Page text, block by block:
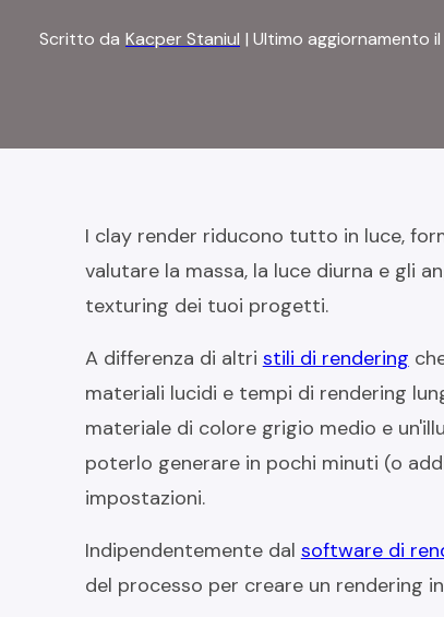
Scritto da Kacper Staniul | Ultimo aggiornamento il
I clay render riducono tutto in luce,
valutare la massa, la luce diurna e gli
texturing dei tuoi progetti.
A differenza di altri stili di rendering
materiali lucidi e tempi di rendering
materiale di colore grigio medio e
poterlo generare in pochi minuti (o
impostazioni.
Indipendentemente dal software di
del processo per creare un rendering